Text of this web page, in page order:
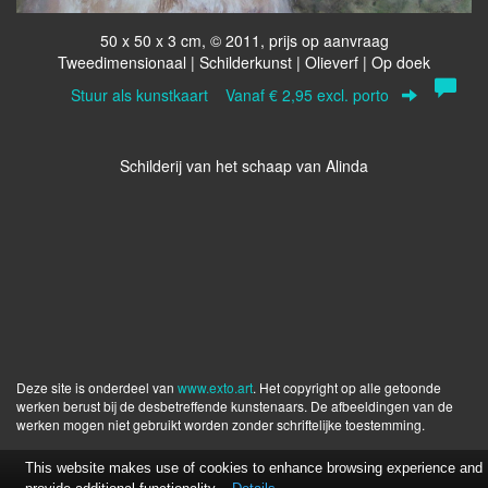
50 x 50 x 3 cm, © 2011, prijs op aanvraag
Tweedimensionaal | Schilderkunst | Olieverf | Op doek
Stuur als kunstkaart Vanaf € 2,95 excl. porto
Schilderij van het schaap van Alinda
Deze site is onderdeel van www.exto.art. Het copyright op alle getoonde
werken berust bij de desbetreffende kunstenaars. De afbeeldingen van de
werken mogen niet gebruikt worden zonder schriftelijke toestemming.
This website makes use of cookies to enhance browsing experience and